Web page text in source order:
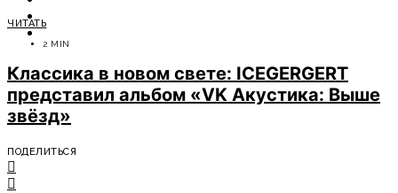
ЧИТАТЬ
2 MIN
Классика в новом свете: ICEGERGERT
представил альбом «VK Акустика: Выше
звёзд»
ПОДЕЛИТЬСЯ